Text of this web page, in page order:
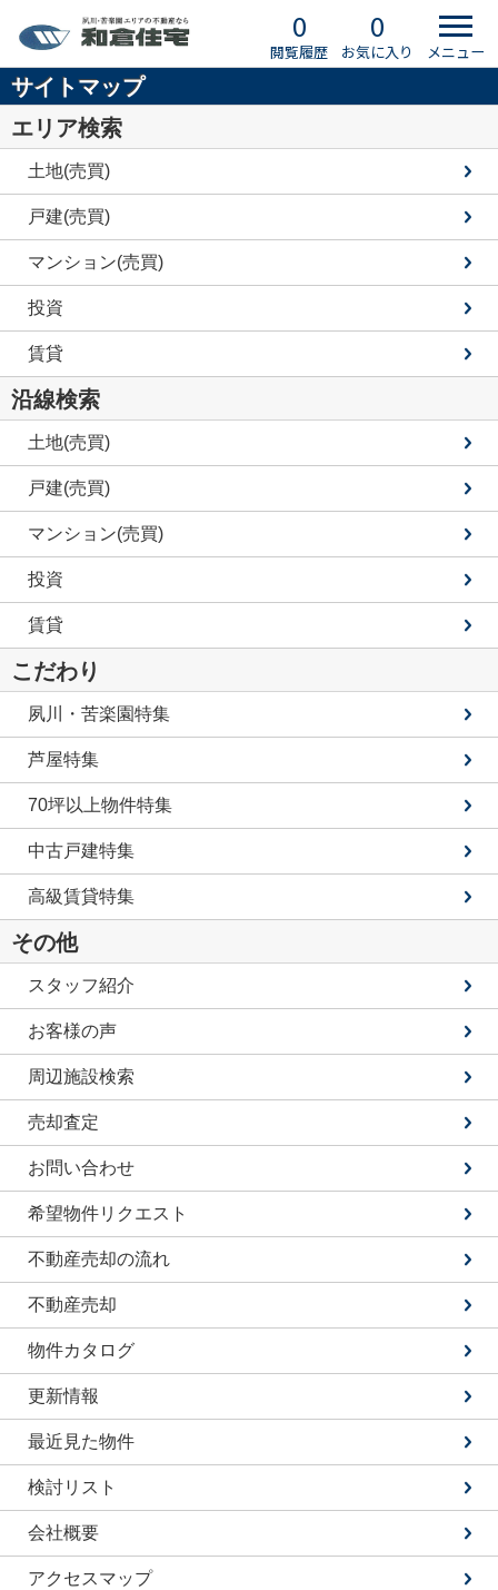
0
閲覧履歴
0
お気に入り メニュー
サイトマップ
エリア検索
土地(売買)
戸建(売買)
マンション(売買)
投資
賃貸
沿線検索
土地(売買)
戸建(売買)
マンション(売買)
投資
賃貸
こだわり
夙川・苦楽園特集
芦屋特集
70坪以上物件特集
中古戸建特集
高級賃貸特集
その他
スタッフ紹介
お客様の声
周辺施設検索
売却査定
お問い合わせ
希望物件リクエスト
不動産売却の流れ
不動産売却
物件カタログ
更新情報
最近見た物件
検討リスト
会社概要
アクセスマップ